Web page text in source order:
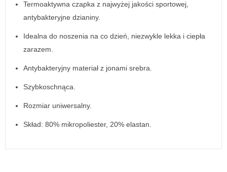
Termoaktywna czapka z najwyżej jakości sportowej,
antybakteryjne dzianiny.
Idealna do noszenia na co dzień, niezwykle lekka i ciepła
zarazem.
Antybakteryjny materiał z jonami srebra.
Szybkoschnąca.
Rozmiar uniwersalny.
Skład: 80% mikropoliester, 20% elastan.